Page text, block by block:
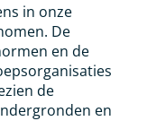
in onze
De
en de
de
en